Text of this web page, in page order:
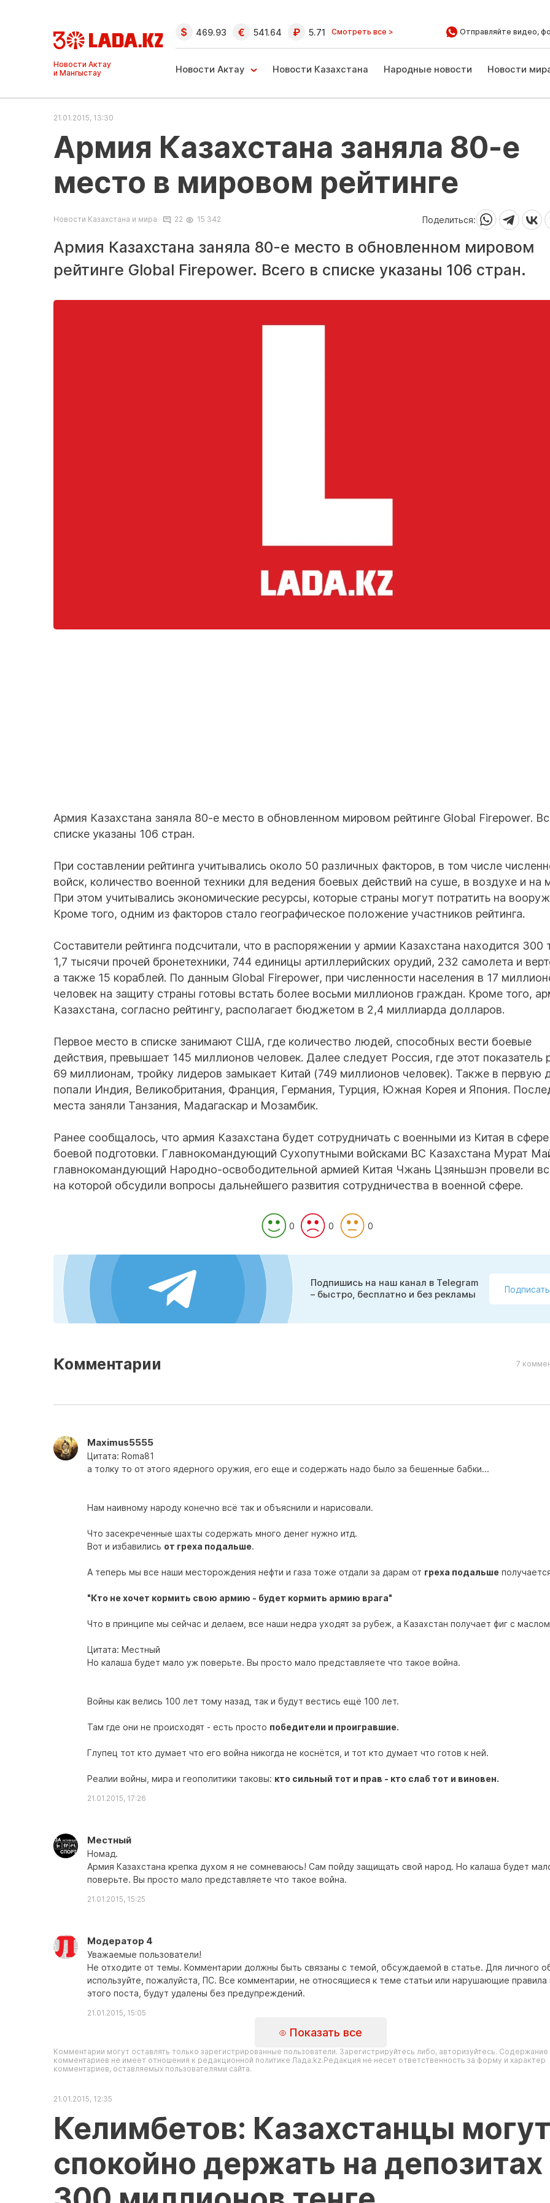
Ақтау және
Манғыстау
жаңалықтары
469.93 541.64 5.71 Смотреть все > Отправляйте видео,
Новости Актау Новости Казахстана Народные новости Новости
21.01.2015, 13:30
Армия Казахстана заняла 80-е
место в мировом рейтинге
Новости Казахстана и мира 22 15 342 Поделиться:
Армия Казахстана заняла 80-е место в обновленном мировом
рейтинге Global Firepower. Всего в списке указаны 106 стран.
Армия Казахстана заняла 80-е место в обновленном мировом рейтинге Global Firepower.
списке указаны 106 стран.
При составлении рейтинга учитывались около 50 различных факторов, в том числе
войск, количество военной техники для ведения боевых действий на суше, в воздухе и на
При этом учитывались экономические ресурсы, которые страны могут потратить на
Кроме того, одним из факторов стало географическое положение участников рейтинга.
Составители рейтинга подсчитали, что в распоряжении у армии Казахстана находится 300
1,7 тысячи прочей бронетехники, 744 единицы артиллерийских орудий, 232 самолета и
а также 15 кораблей. По данным Global Firepower, при численности населения в 17
человек на защиту страны готовы встать более восьми миллионов граждан. Кроме того,
Казахстана, согласно рейтингу, располагает бюджетом в 2,4 миллиарда долларов.
Первое место в списке занимают США, где количество людей, способных вести боевые
действия, превышает 145 миллионов человек. Далее следует Россия, где этот показатель
69 миллионам, тройку лидеров замыкает Китай (749 миллионов человек). Также в первую
попали Индия, Великобритания, Франция, Германия, Турция, Южная Корея и Япония.
места заняли Танзания, Мадагаскар и Мозамбик.
Ранее сообщалось, что армия Казахстана будет сотрудничать с военными из Китая в сфере
боевой подготовки. Главнокомандующий Сухопутными войсками ВС Казахстана Мурат
главнокомандующий Народно-освободительной армией Китая Чжань Цзяньшэн провели
на которой обсудили вопросы дальнейшего развития сотрудничества в военной сфере.
0 0 0
Подпишись на наш канал в Telegram
– быстро, бесплатно и без рекламы
Комментарии 7
Maximus5555
Цитата: Roma81
а толку то от этого ядерного оружия, его еще и содержать надо было за бешенные бабки...
Нам наивному народу конечно всё так и объяснили и нарисовали.
Что засекреченные шахты содержать много денег нужно итд.
Вот и избавились от греха подальше.
А теперь мы все наши месторождения нефти и газа тоже отдали за дарам от греха подальше
"Кто не хочет кормить свою армию - будет кормить армию врага"
Что в принципе мы сейчас и делаем, все наши недра уходят за рубеж, а Казахстан получает фиг с
Цитата: Местный
Но калаша будет мало уж поверьте. Вы просто мало представляете что такое война.
Войны как велись 100 лет тому назад, так и будут вестись ещё 100 лет.
Там где они не происходят - есть просто победители и проигравшие.
Глупец тот кто думает что его война никогда не коснётся, и тот кто думает что готов к ней.
Реалии войны, мира и геополитики таковы: кто сильный тот и прав - кто слаб тот и виновен.
21.01.2015, 17:26
Местный
Номад.
Армия Казахстана крепка духом я не сомневаюсь! Сам пойду защищать свой народ. Но калаша будет
поверьте. Вы просто мало представляете что такое война.
21.01.2015, 15:25
Модератор 4
Уважаемые пользователи!
Не отходите от темы. Комментарии должны быть связаны с темой, обсуждаемой в статье. Для личного
используйте, пожалуйста, ПС. Все комментарии, не относящиеся к теме статьи или нарушающие
этого поста, будут удалены без предупреждений.
21.01.2015, 15:05
Показать все
Комментарии могут оставлять только зарегистрированные пользователи. Зарегистрируйтесь либо, авторизуйтесь. Содержание
комментариев не имеет отношения к редакционной политике Лада.kz.Редакция не несет ответственность за форму и характер
комментариев, оставляемых пользователями сайта.
21.01.2015, 12:35
Келимбетов: Казахстанцы
спокойно держать на депозитах